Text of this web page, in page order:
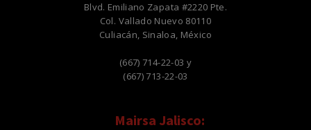
Blvd. Emiliano Zapata #2220 Pte.
Col. Vallado Nuevo 80110
Culiacán, Sinaloa, México
(667) 714-22-03 y
(667) 713-22-03
Mairsa Jalisco: